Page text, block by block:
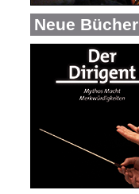
Neue Bücher